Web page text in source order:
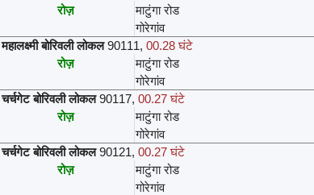
रोज़
माटुंगा रोड
गोरेगांव
महालक्ष्मी बोरिवली लोकल 90111, 00.28 घंटे
रोज़
माटुंगा रोड
गोरेगांव
चर्चगेट बोरिवली लोकल 90117, 00.27 घंटे
रोज़
माटुंगा रोड
गोरेगांव
चर्चगेट बोरिवली लोकल 90121, 00.27 घंटे
रोज़
माटुंगा रोड
गोरेगांव